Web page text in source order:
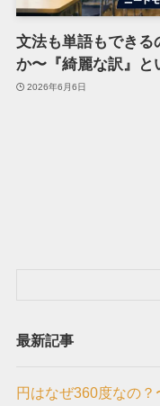
文法も単語もできる
か〜『綺麗な訳』と
2026年6月6日
最新記事
円はなぜ360度なの